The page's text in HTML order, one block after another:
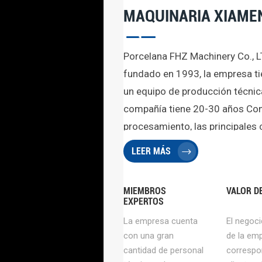
MAQUINARIA
Porcelana FHZ Machinery Co.,
fundado en 1993, la empresa
un equipo de producción
compañía tiene 20-30 años
procesamiento, las
mecanizado CNC, estampado
láser, inyección de silicona y
equipos importados, máquinas
prueba profesionales, servicio
amigos de todo el mundo
LEER MÁS
MIEMBROS
EXPERTOS
La empresa cuenta
con una gran
cantidad de personal
VALOR
El
de la